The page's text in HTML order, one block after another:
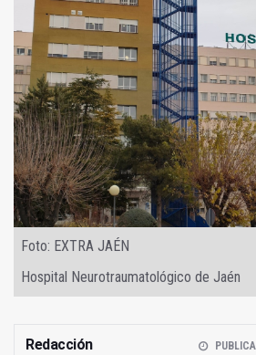
Foto: EXTRA JAÉN
Hospital Neurotraumatológico de Jaén
Redacción